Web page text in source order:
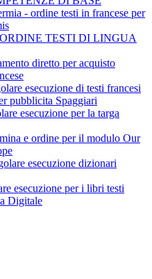
- ordine testi in francese per
TESTI DI LINGUA
diretto per acquisto
esecuzione di testi francesi
pubblicita Spaggiari
esecuzione per la targa
e ordine per il modulo Our
esecuzione dizionari
esecuzione per i libri testi
Digitale